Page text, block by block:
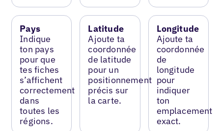
Pays
Indique
ton pays
pour que
tes fiches
s’affichent
correctement
dans
toutes les
régions.
Latitude
Ajoute ta
coordonnée
de latitude
pour un
positionnement
précis sur
la carte.
Longitude
Ajoute ta
coordonnée
de
longitude
pour
indiquer
ton
emplacement
exact.